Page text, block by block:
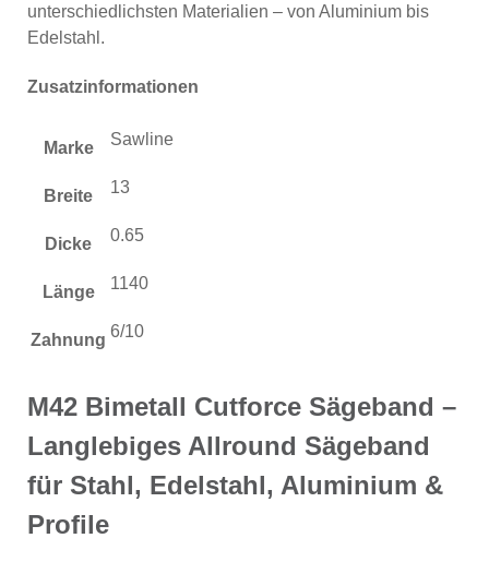
unterschiedlichsten Materialien – von Aluminium bis
Edelstahl.
Zusatzinformationen
Marke Sawline
Breite 13
Dicke 0.65
Länge 1140
Zahnung 6/10
M42 Bimetall Cutforce Sägeband –
Langlebiges Allround Sägeband
für Stahl, Edelstahl, Aluminium &
Profile